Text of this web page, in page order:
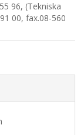
96, (Tekniska
00, fax.08-560